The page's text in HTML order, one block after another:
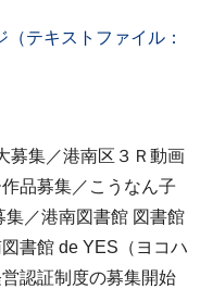
テキストファイル：
募集／港南区３Ｒ動画
品募集／こうなん子
集／港南図書館 図書館
書館 de YES（ヨコハ
認証制度の募集開始